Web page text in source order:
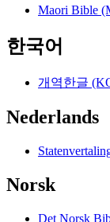
Maori Bible
한국어
개역한글
Nederlands
Norsk
Det Norsk